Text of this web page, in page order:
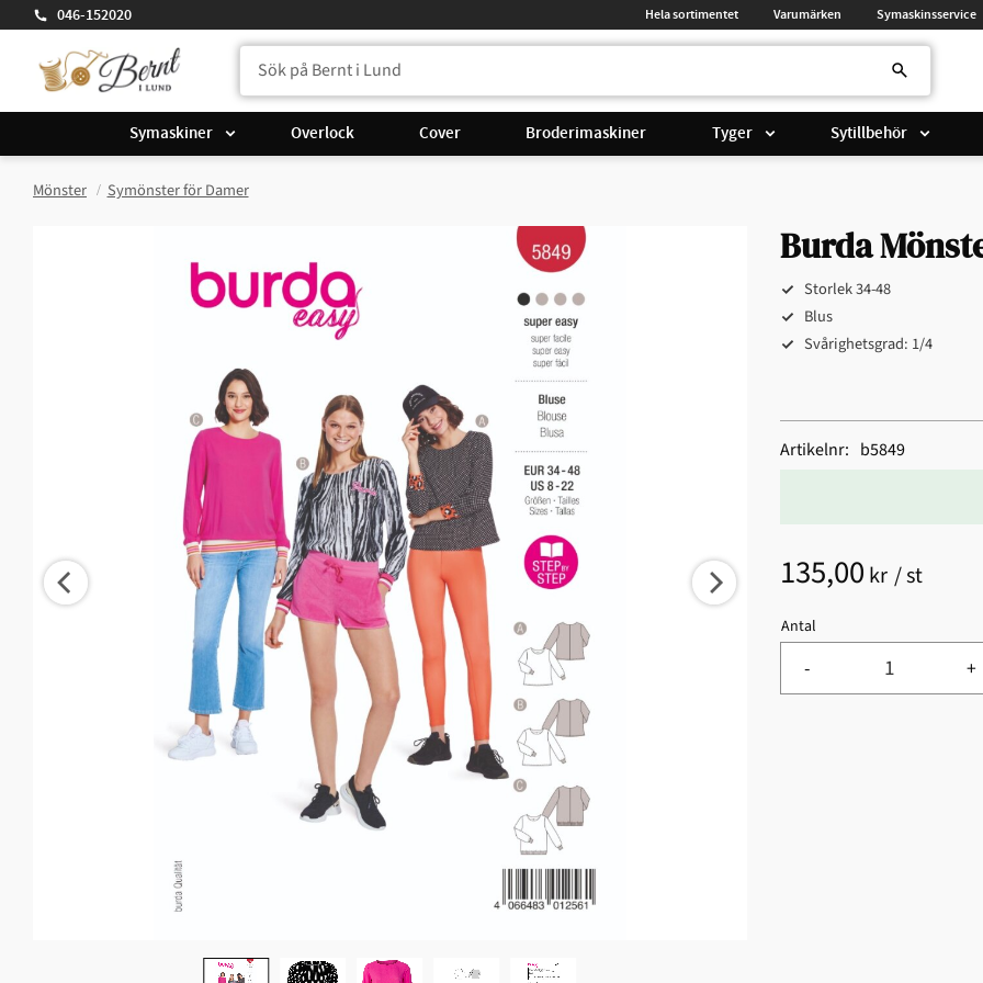
046-152020 Hela sortimentet Varumärken Symaskinsservice
Symaskiner Overlock Cover Broderimaskiner Tyger Sytillbehör
Mönster Symönster för Damer
Burda
Storlek 34-48
Blus
Svårighetsgrad: 1/4
135,00 kr /st
Antal
+
-
Artikelnr b5849